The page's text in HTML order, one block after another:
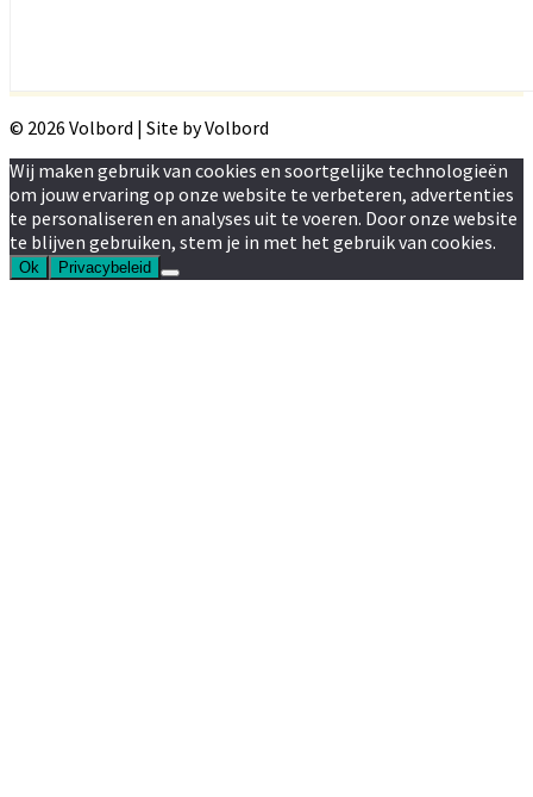
© 2026 Volbord | Site by Volbord
Wij maken gebruik van cookies en soortgelijke technologieën
om jouw ervaring op onze website te verbeteren, advertenties
te personaliseren en analyses uit te voeren. Door onze website
te blijven gebruiken, stem je in met het gebruik van cookies.
Ok Privacybeleid